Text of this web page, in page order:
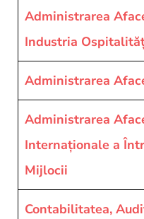
Projects
Administrarea
Industria
Administrarea
Administrarea
Internaționale a
Mijlocii
Contabilitatea,